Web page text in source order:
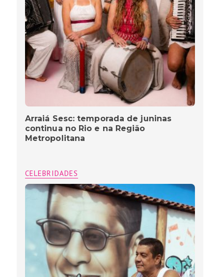
Arraiá Sesc: temporada de juninas
continua no Rio e na Região
Metropolitana
CELEBRIDADES